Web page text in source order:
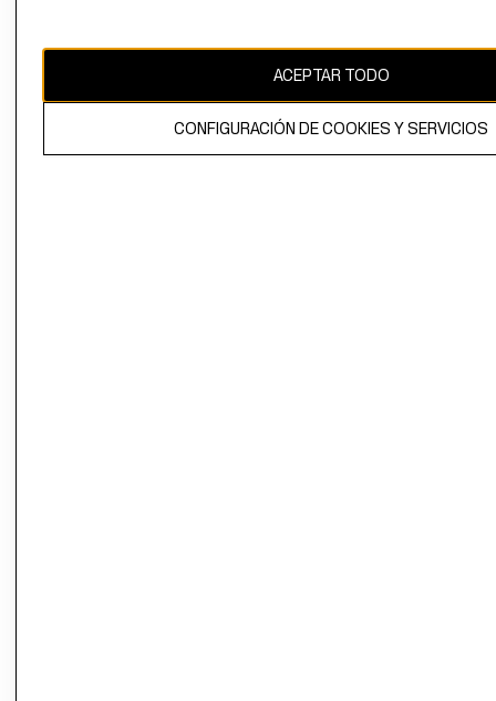
CAMBIAR REGIÓN
ACEPTAR TODO
CONFIGURACIÓN DE COOKIES Y SERVICIOS